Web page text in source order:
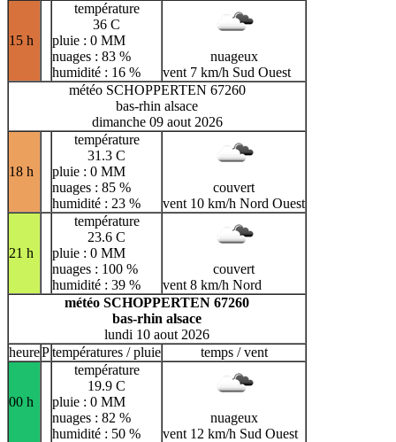
15 h
température
36 C
pluie : 0 MM
nuages : 83 %
humidité : 16 %
nuageux
vent 7 km/h Sud Ouest
météo SCHOPPERTEN 67260
bas-rhin alsace
dimanche 09 aout 2026
18 h
température
31.3 C
pluie : 0 MM
nuages : 85 %
humidité : 23 %
couvert
vent 10 km/h Nord Ouest
21 h
température
23.6 C
pluie : 0 MM
nuages : 100 %
humidité : 39 %
couvert
vent 8 km/h Nord
météo SCHOPPERTEN 67260
bas-rhin alsace
lundi 10 aout 2026
heurePtempératures / pluie temps / vent
00 h
température
19.9 C
pluie : 0 MM
nuages : 82 %
humidité : 50 %
nuageux
vent 12 km/h Sud Ouest